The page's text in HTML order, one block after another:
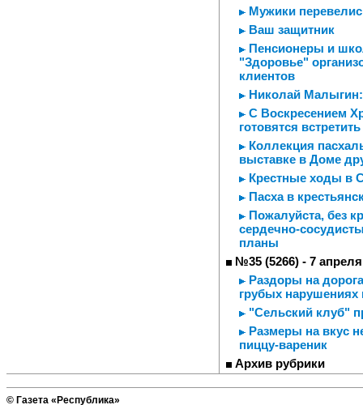
Мужики
Ваш защитник
Пенсионеры и
"Здоровье"
клиентов
Николай Малыгин:
С Воскресением
готовятся
Коллекция
выставке в Доме
Крестные ходы в
Пасха в
Пожалуйста, без
сердечно-
планы
№35 (5266) - 7 апреля
Раздоры на
грубых нарушениях
"Сельский клуб"
Размеры на вкус
пиццу-вареник
Архив рубрики
© Газета «Республика»